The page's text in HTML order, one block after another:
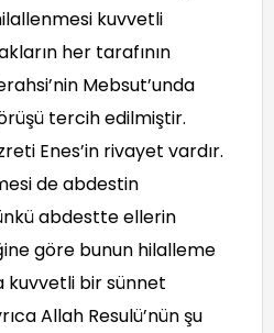
kuvvetli
her tarafının
Mebsut’unda
tercih edilmiştir.
Enes’in rivayet vardır.
de abdestin
abdestte ellerin
göre bunun hilalleme
kuvvetli bir sünnet
Allah Resulü’nün şu